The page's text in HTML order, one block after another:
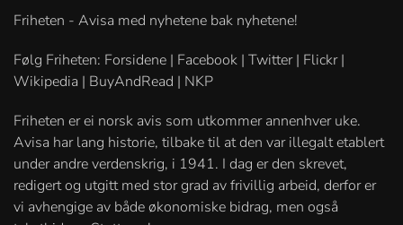
Friheten - Avisa med nyhetene bak nyhetene!
Følg Friheten: Forsidene | Facebook | Twitter | Flickr |
Wikipedia | BuyAndRead | NKP
Friheten er ei norsk avis som utkommer annenhver uke.
Avisa har lang historie, tilbake til at den var illegalt etablert
under andre verdenskrig, i 1941. I dag er den skrevet,
redigert og utgitt med stor grad av frivillig arbeid, derfor er
vi avhengige av både økonomiske bidrag, men også